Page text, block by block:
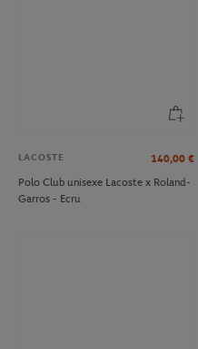
LACOSTE 140,00 €
Polo Club unisexe Lacoste x Roland-
Garros - Ecru